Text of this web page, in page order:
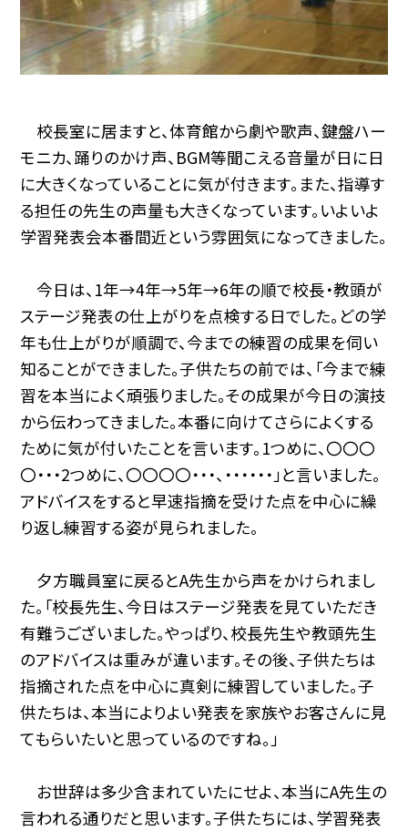
校長室に居ますと、体育館から劇や歌声、鍵盤ハー
モニカ、踊りのかけ声、BGM等聞こえる音量が日に日
に大きくなっていることに気が付きます。また、指導す
る担任の先生の声量も大きくなっています。いよいよ
学習発表会本番間近という雰囲気になってきました。
今日は、1年→4年→5年→6年の順で校長・教頭が
ステージ発表の仕上がりを点検する日でした。どの学
年も仕上がりが順調で、今までの練習の成果を伺い
知ることができました。子供たちの前では、「今まで練
習を本当によく頑張りました。その成果が今日の演技
から伝わってきました。本番に向けてさらによくする
ために気が付いたことを言います。1つめに、〇〇〇
〇・・・2つめに、〇〇〇〇・・・、・・・・・・」と言いました。
アドバイスをすると早速指摘を受けた点を中心に繰
り返し練習する姿が見られました。
夕方職員室に戻るとA先生から声をかけられまし
た。「校長先生、今日はステージ発表を見ていただき
有難うございました。やっぱり、校長先生や教頭先生
のアドバイスは重みが違います。その後、子供たちは
指摘された点を中心に真剣に練習していました。子
供たちは、本当によりよい発表を家族やお客さんに見
てもらいたいと思っているのですね。」
お世辞は多少含まれていたにせよ、本当にA先生の
言われる通りだと思います。子供たちには、学習発表